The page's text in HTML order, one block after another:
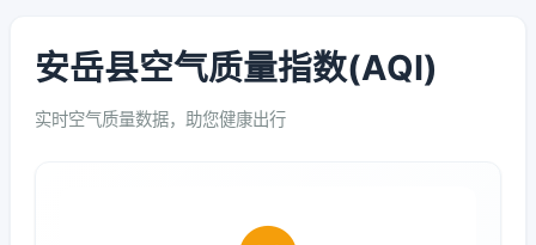
安岳县空气质量指数(AQI)
实时空气质量数据，助您健康出行